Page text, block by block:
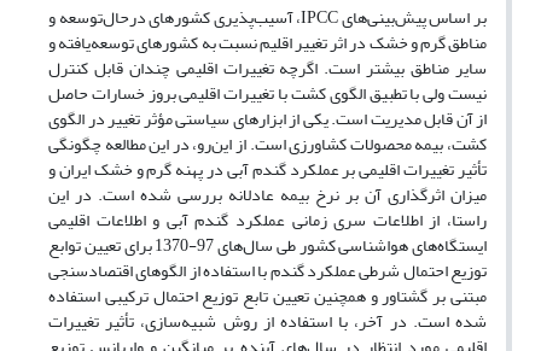
بر اساس پیش‌بینی‌های IPCC، آسیب‌پذیری کشورهای درحال‌توسعه و
مناطق گرم و خشک در اثر تغییر اقلیم نسبت به کشورهای توسعه‌یافته و
سایر مناطق بیشتر است. اگرچه تغییرات اقلیمی چندان قابل کنترل
نیست ولی با تطبیق الگوی کشت با تغییرات اقلیمی بروز خسارات حاصل
از آن قابل مدیریت است. یکی از ابزارهای سیاستی مؤثر تغییر در الگوی
کشت، بیمه محصولات کشاورزی است. از این‌رو، در این مطالعه چگونگی
تأثیر تغییرات اقلیمی بر عملکرد گندم آبی در پهنه گرم و خشک ایران و
میزان اثرگذاری آن بر نرخ بیمه عادلانه بررسی شده است. در این
راستا، از اطلاعات سری زمانی عملکرد گندم آبی و اطلاعات اقلیمی
ایستگاه‌های هواشناسی کشور طی سال‌های 97-1370 برای تعیین توابع
توزیع احتمال شرطی عملکرد گندم با استفاده از الگوهای اقتصادسنجی
مبتنی بر گشتاور و همچنین تعیین تابع توزیع احتمال ترکیبی استفاده
شده است. در آخر، با استفاده از روش شبیه‌سازی، تأثیر تغییرات